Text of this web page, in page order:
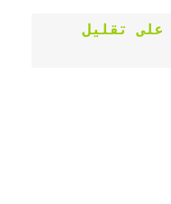
هل يساعد الكشف المبكر على تقليل